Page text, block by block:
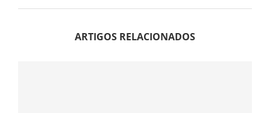
ARTIGOS RELACIONADOS